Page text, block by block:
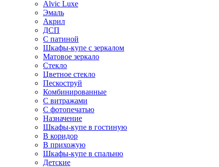
Alvic Luxe
Эмаль
Акрил
ДСП
С патиной
Шкафы-купе с зеркалом
Матовое зеркало
Стекло
Цветное стекло
Пескоструй
Комбинированные
С витражами
С фотопечатью
Назначение
Шкафы-купе в гостиную
В коридор
В прихожую
Шкафы-купе в спальню
Детские